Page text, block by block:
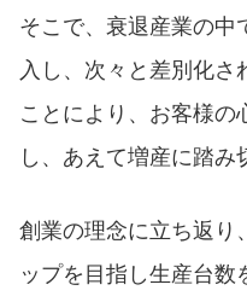
そこで、衰退産業の中
入し、次々と差別化さ
ことにより、お客様の
し、あえて増産に踏み
創業の理念に立ち返り
ップを目指し生産台数